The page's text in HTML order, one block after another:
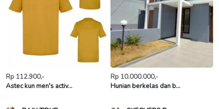
Rp 112.900,-
Astec kun men's activ...
Rp 10.000.000,-
Hunian berkelas dan b...